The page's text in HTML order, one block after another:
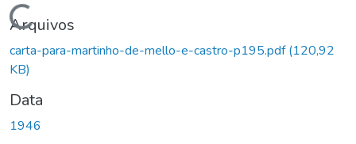
Carregando...
Arquivos
carta-para-martinho-de-mello-e-castro-p195.pdf(120,92
KB)
Data
1946